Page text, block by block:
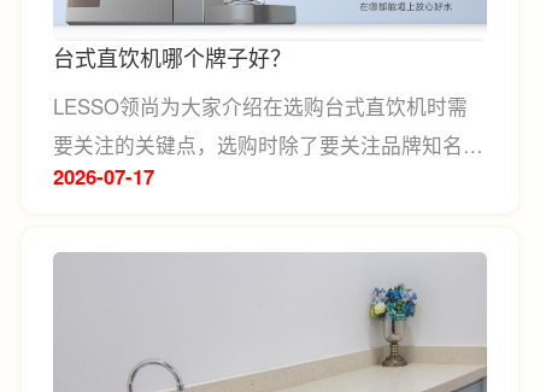
17
2026-07
台式直饮机哪个牌子好？
LESSO领尚为大家介绍在选购台式直饮机时需
要关注的关键点，选购时除了要关注品牌知名
度，还要考察产品的过滤技术、加热性能、换芯
支持即热即饮、多档精准控温、智能换芯提醒及
童锁防烫等功能，同时结合家庭成员数量、日常
饮水习惯和台面空间进行综合选择。